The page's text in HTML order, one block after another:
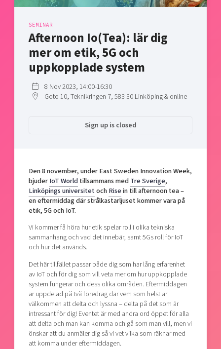
Shaping cities and regions
Bright East
East Sweden Tech Women
Reversed mentorship
Talent & skills
Startup & industry collaboration
Offers to boost your business
Funding opportunities
Our community of companies
Projects
Publications
Project toolbox
Our clusters
Today's lunch in Mjärdevi
SEMINAR
Afternoon Io(Tea): lär dig
mer om etik, 5G och
uppkopplade system
8 Nov 2023, 14:00-16:30
Goto 10, Teknikringen 7, 583 30 Linköping & online
Sign up is closed
Den 8 november, under East Sweden Innovation Week,
bjuderIoT Worldtillsammans medTre Sverige,
Linköpings universitetochRisein till afternoon tea –
en eftermiddag där strålkastarljuset kommer vara på
etik, 5G och IoT.
Vi kommer få höra hur etik spelar roll i olika tekniska
sammanhang och vad det innebär, samt 5Gs roll för IoT
och hur det används.
Det här tillfället passar både dig som har lång erfarenhet
av IoT och för dig som vill veta mer om hur uppkopplade
system fungerar och dess olika områden. Eftermiddagen
är uppdelad på två föredrag där vem som helst är
välkommen att delta och lyssna – delta på det som är
intressant för dig! Eventet är med andra ord öppet för alla
att delta och man kan komma och gå som man vill, men vi
önskar att du anmäler dig så vi vet vilka som räknar med
att komma under eftermiddagen.